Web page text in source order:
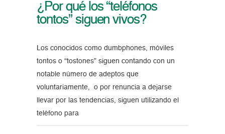
¿Por qué los “teléfonos
tontos” siguen vivos?
Los conocidos como dumbphones, móviles
tontos o “tostones” siguen contando con un
notable número de adeptos que
voluntariamente, o por renuncia a dejarse
llevar por las tendencias, siguen utilizando el
teléfono para